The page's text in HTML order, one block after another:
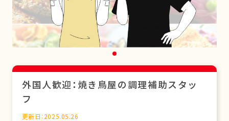
外国人歓迎：焼き鳥屋の調理補助スタッ
フ
更新日：2025.05.26